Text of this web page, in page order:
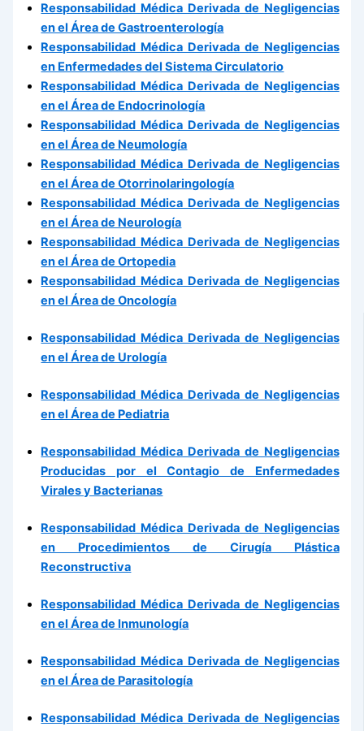
Responsabilidad Médica Derivada de Negligencias
en el Área de Gastroenterología
Responsabilidad Médica Derivada de Negligencias
en Enfermedades del Sistema Circulatorio
Responsabilidad Médica Derivada de Negligencias
en el Área de Endocrinología
Responsabilidad Médica Derivada de Negligencias
en el Área de Neumología
Responsabilidad Médica Derivada de Negligencias
en el Área de Otorrinolaringología
Responsabilidad Médica Derivada de Negligencias
en el Área de Neurología
Responsabilidad Médica Derivada de Negligencias
en el Área de Ortopedia
Responsabilidad Médica Derivada de Negligencias
en el Área de Oncología
Responsabilidad Médica Derivada de Negligencias
en el Área de Urología
Responsabilidad Médica Derivada de Negligencias
en el Área de Pediatria
Responsabilidad Médica Derivada de Negligencias
Producidas por el Contagio de Enfermedades
Virales y Bacterianas
Responsabilidad Médica Derivada de Negligencias
en Procedimientos de Cirugía Plástica
Reconstructiva
Responsabilidad Médica Derivada de Negligencias
en el Área de Inmunología
Responsabilidad Médica Derivada de Negligencias
en el Área de Parasitología
Responsabilidad Médica Derivada de Negligencias